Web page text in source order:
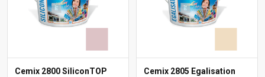
Cemix 2800 SiliconTOP
Cemix 2805 Egalisation